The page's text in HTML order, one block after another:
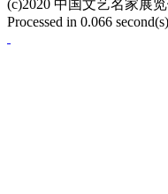
(c)2020 中国文艺名家展
Processed in 0.066